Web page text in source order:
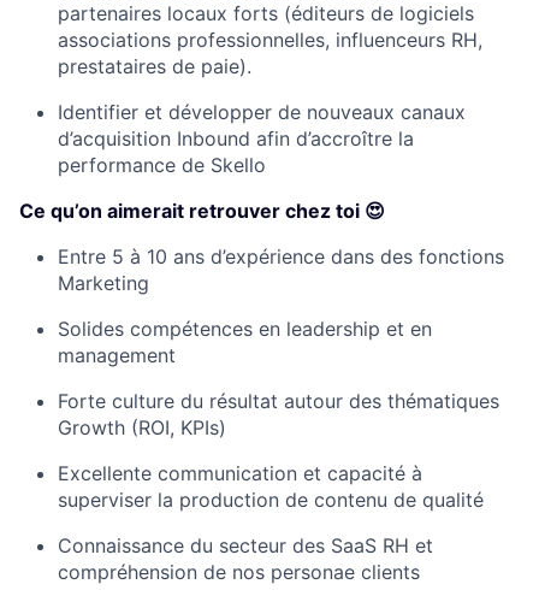
partenaires locaux forts (éditeurs de logiciels
associations professionnelles, influenceurs RH,
prestataires de paie).
Identifier et développer de nouveaux canaux
d’acquisition Inbound afin d’accroître la
performance de Skello
Ce qu’on aimerait retrouver chez toi 😍
Entre 5 à 10 ans d’expérience dans des fonctions
Marketing
Solides compétences en leadership et en
management
Forte culture du résultat autour des thématiques
Growth (ROI, KPIs)
Excellente communication et capacité à
superviser la production de contenu de qualité
Connaissance du secteur des SaaS RH et
compréhension de nos personae clients